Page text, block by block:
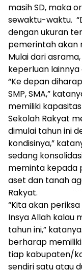
masih SD, maka
sewaktu-waktu.
dengan ukuran
pemerintah akan
Mulai dari
keperluan
“Ke depan
SMP, SMA,”
memiliki
Sekolah Rakyat
dimulai tahun ini
kondisinya,”
sedang
meminta kepada
aset dan tanah
Rakyat.
“Kita akan
Insya Allah kalau
tahun ini,”
berharap
tiap kabupaten/
sendiri satu atau